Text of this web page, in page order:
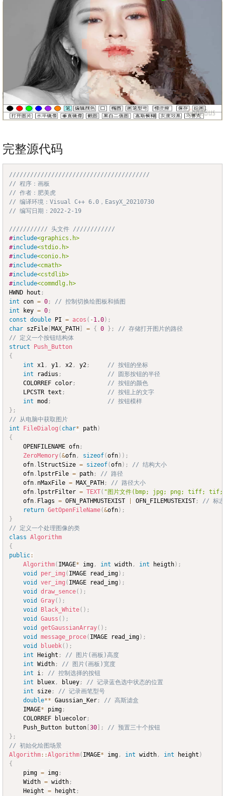
完整源代码
////////////////////////////////////////
// 程序：画板
// 作者：肥美虎
// 编译环境：Visual C++ 6.0，EasyX_20210730
// 编写日期：2022-2-19
/////////// 头文件 ////////////
#include<graphics.h>
#include<stdio.h>
#include<conio.h>
#include<cmath>
#include<cstdlib>
#include<commdlg.h>
HWND hout ;
int con = 0 ;
// 控制切换绘图板和插图
int key = 0 ;
const double PI = acos ( -1.0) ;
char szFile MAX_PATH = { 0 } ;
// 存储打开图片的路径
// 定义一个按钮结构体
struct
Push_Button
{
int x1 , y1 , x2 , y2 ;
// 按钮的坐标
int radius ;
// 圆形按钮的半径
	COLORREF color
;
// 按钮的颜色
	LPCSTR text
;
// 按钮上的文字
int mod ;
// 按钮模样
} ;
// 从电脑中获取图片
int
FileDialog ( char* path)
{
	OPENFILENAME ofn
;
ZeroMemory(&ofn , sizeof(ofn) ) ;
	ofn
. lStructSize = sizeof(ofn) ;
// 结构大小
	ofn
. lpstrFile = path ;
// 路径
	ofn
. nMaxFile = MAX_PATH ;
// 路径大小
	ofn
. lpstrFilter = TEXT( "图片文件(bmp; jpg; png; tiff;
	ofn
. Flags = OFN_PATHMUSTEXIST OFN_FILEMUSTEXIST ;
// 标志
return GetOpenFileName(&ofn) ;
}
// 定义一个处理图像的类
class Algorithm
{
public:
Algorithm( IMAGE* img , int width , int heigth) ;
void
per_img ( IMAGE read_img) ;
void
ver_img ( IMAGE read_img) ;
void
draw_sence( ) ;
void
Gray( ) ;
void
Black_White( ) ;
void
Gauss ( ) ;
void
getGaussianArray( ) ;
void
message_proce( IMAGE read_img) ;
void
bluebk( ) ;
int Height ;
// 图片(画板)高度
int Width ;
// 图片(画板)宽度
int i ;
// 控制选择的按钮
int bluex , bluey ;
// 记录蓝色选中状态的位置
int size ;
// 记录画笔型号
double** Gaussian_Ker ;
// 高斯滤盒
	IMAGE
* pimg ;
	COLORREF bluecolor
;
	Push_Button button
30 ;
// 预置三十个按钮
} ;
// 初始化绘图场景
Algorithm::Algorithm( IMAGE* img , int width , int height )
{
	pimg
= img ;
	Width
= width ;
	Height
= height ;